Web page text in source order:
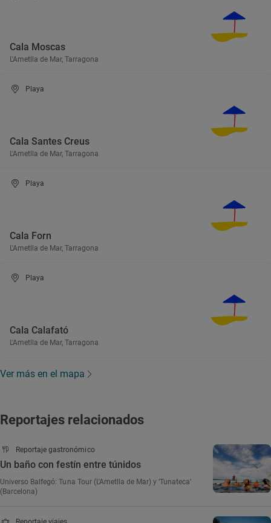
Cala Moscas
L'Ametlla de Mar, Tarragona
Playa
Cala Santes Creus
L'Ametlla de Mar, Tarragona
Playa
Cala Forn
L'Ametlla de Mar, Tarragona
Playa
Cala Calafató
L'Ametlla de Mar, Tarragona
Ver más en el mapa
Reportajes relacionados
Reportaje gastronómico
Un baño con festín entre túnidos
Universo Balfegó: Tuna Tour (L'Ametlla de Mar) y ‘Tunateca’
(Barcelona)